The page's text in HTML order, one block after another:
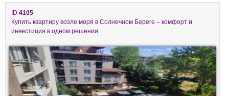
ID 4105
Купить квартиру возле моря в Солнечном Береге – комфорт и
инвестиция в одном решении